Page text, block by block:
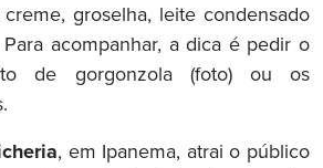
groselha, leite condensado
acompanhar, a dica é pedir o
de gorgonzola (foto) ou os
, em Ipanema, atrai o público